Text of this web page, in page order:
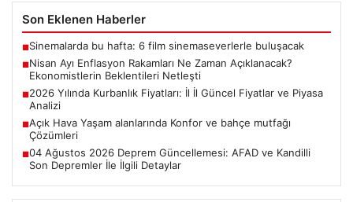
Son Eklenen Haberler
■Sinemalarda bu hafta: 6 film sinemaseverlerle buluşacak
■Nisan Ayı Enflasyon Rakamları Ne Zaman Açıklanacak?
Ekonomistlerin Beklentileri Netleşti
■2026 Yılında Kurbanlık Fiyatları: İl İl Güncel Fiyatlar ve Piyasa
Analizi
■Açık Hava Yaşam alanlarında Konfor ve bahçe mutfağı
Çözümleri
■04 Ağustos 2026 Deprem Güncellemesi: AFAD ve Kandilli
Son Depremler İle İlgili Detaylar